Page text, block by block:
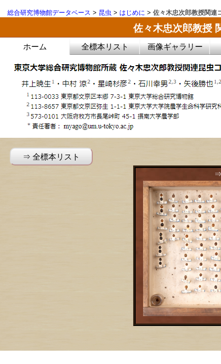
総合研究博物館データベース > 昆虫 > はじめに > 佐々木忠次郎教授関連
佐々木忠次郎教授
ホーム 全標本リスト 画像ギャラリー
⇒ 全標本リスト
⇒